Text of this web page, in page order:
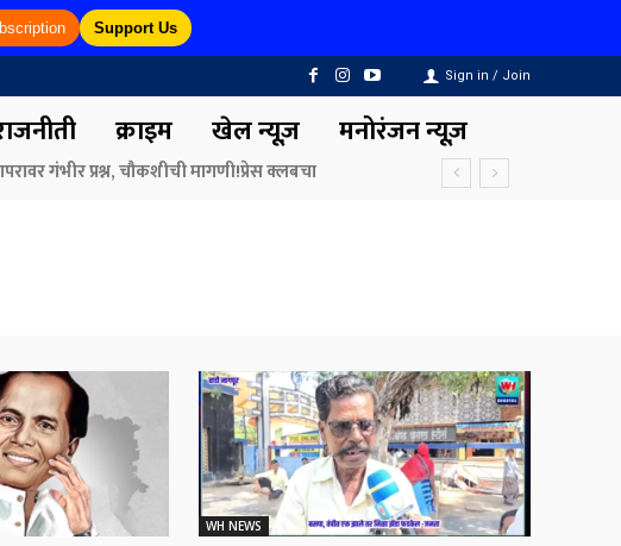
Support Us
Sign in / Join
क्राइम खेल न्यूज़ मनोरंजन न्यूज़
गंभीर प्रश्न, चौकशीची मागणी!प्रेस क्लबचा
अनावरण
WH NEWS